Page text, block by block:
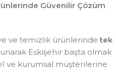
Güvenilir Çözüm
ve temizlik ürünlerindetek
Eskişehir başta olmak
ve kurumsal müşterilerine